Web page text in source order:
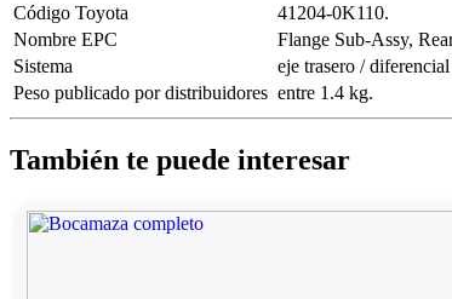
Código Toyota
41204-0K110.
Nombre EPC
Flange Sub-Assy,
Sistema
eje trasero / diferencial
Peso publicado por distribuidores entre 1.4 kg.
También te puede interesar